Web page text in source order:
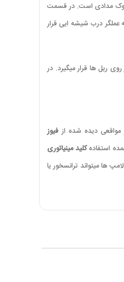
مدادی است. در قسمت
عملگر درب شیشه ایی قرار
ریل ها قرار میگیرد. در
مواقعی دیده شده از فیوز
استفادهکلید مینیاتوری
ها میتواند ترانسخور یا